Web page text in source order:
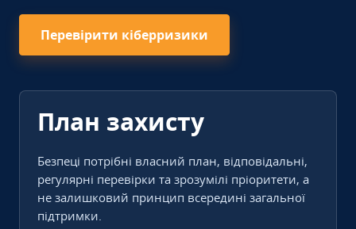
Перевірити кіберризики
План захисту
Безпеці потрібні власний план, відповідальні,
регулярні перевірки та зрозумілі пріоритети, а
не залишковий принцип всередині загальної
підтримки.